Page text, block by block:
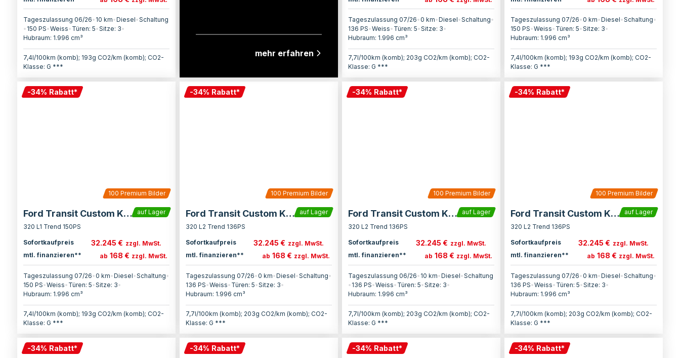
Tageszulassung 06/26• 10 km•Diesel•Schaltung
• 150 PS•Weiss• Türen: 5•Sitze: 3•
Hubraum: 1.996 cm³
7,4l/100km (komb); 193g CO2/km (komb); CO2-
Klasse: G ***
mehr erfahren
Tageszulassung 07/26•0 km•Diesel•Schaltung•
136 PS•Weiss• Türen: 5•Sitze: 3•
Hubraum: 1.996 cm³
7,7l/100km (komb); 203g CO2/km (komb); CO2-
Klasse: G ***
Tageszulassung 07/26•0 km•Diesel•Schaltung•
150 PS•Weiss• Türen: 5•Sitze: 3•
Hubraum: 1.996 cm³
7,4l/100km (komb); 193g CO2/km (komb); CO2-
Klasse: G ***
-34% Rabatt*
100 Premium Bilder
Ford Transit Custom Kasten
auf Lager
320 L1 Trend 150PS
Sofortkaufpreis 32.245 € zzgl. MwSt.
mtl. finanzieren**
ab 168 € zzgl. MwSt.
Tageszulassung 07/26•0 km•Diesel•Schaltung•
150 PS•Weiss• Türen: 5•Sitze: 3•
Hubraum: 1.996 cm³
7,4l/100km (komb); 193g CO2/km (komb); CO2-
Klasse: G ***
-34% Rabatt*
100 Premium Bilder
Ford Transit Custom Kasten
auf Lager
320 L2 Trend 136PS
Sofortkaufpreis 32.245 € zzgl. MwSt.
mtl. finanzieren**
ab 168 € zzgl. MwSt.
Tageszulassung 07/26•0 km•Diesel•Schaltung•
136 PS•Weiss• Türen: 5•Sitze: 3•
Hubraum: 1.996 cm³
7,7l/100km (komb); 203g CO2/km (komb); CO2-
Klasse: G ***
-34% Rabatt*
100 Premium Bilder
Ford Transit Custom Kasten
auf Lager
320 L2 Trend 136PS
Sofortkaufpreis 32.245 € zzgl. MwSt.
mtl. finanzieren**
ab 168 € zzgl. MwSt.
Tageszulassung 06/26• 10 km•Diesel•Schaltung
• 136 PS•Weiss• Türen: 5•Sitze: 3•
Hubraum: 1.996 cm³
7,7l/100km (komb); 203g CO2/km (komb); CO2-
Klasse: G ***
-34% Rabatt*
100 Premium Bilder
Ford Transit Custom Kasten
auf Lager
320 L2 Trend 136PS
Sofortkaufpreis 32.245 € zzgl. MwSt.
mtl. finanzieren**
ab 168 € zzgl. MwSt.
Tageszulassung 07/26•0 km•Diesel•Schaltung•
136 PS•Weiss• Türen: 5•Sitze: 3•
Hubraum: 1.996 cm³
7,7l/100km (komb); 203g CO2/km (komb); CO2-
Klasse: G ***
-34% Rabatt* -34% Rabatt* -34% Rabatt* -34% Rabatt*